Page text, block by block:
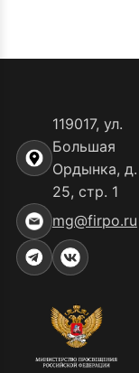
119017, ул.
Большая
Ордынка, д.
25, стр. 1
mg@firpo.ru